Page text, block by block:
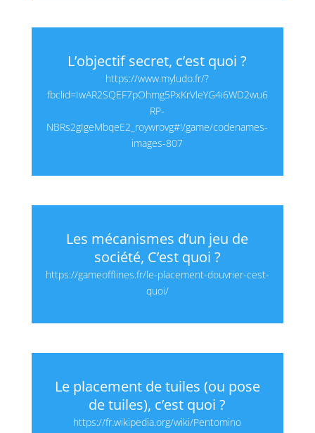
L’objectif secret, c’est quoi ?
https://www.myludo.fr/?
fbclid=IwAR2SQEF7pOhmg5PxKrVleYG4i6WD2wu6
RP-
NBRs2gIgeMbqeE2_roywrovg#!/game/codenames-
images-807
Les mécanismes d’un jeu de
société, C’est quoi ?
https://gameofflines.fr/le-placement-douvrier-cest-
quoi/
Le placement de tuiles (ou pose
de tuiles), c’est quoi ?
https://fr.wikipedia.org/wiki/Pentomino